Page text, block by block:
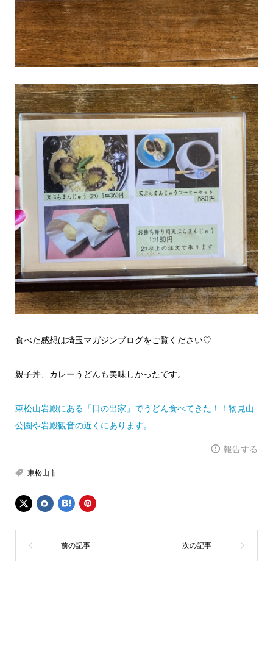
食べた感想は埼玉マガジンブログをご覧ください♡
親子丼、カレーうどんも美味しかったです。
東松山岩殿にある「日の出家」でうどん食べてきた！！物見山
公園や岩殿観音の近くにあります。
報告する
東松山市